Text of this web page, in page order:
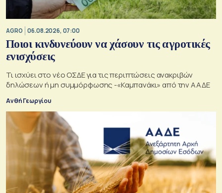
AGRO 06.08.2026, 07:00
Ποιοι κινδυνεύουν να χάσουν τις αγροτικές
ενισχύσεις
Τι ισχύει στο νέο ΟΣΔΕ για τις περιπτώσεις ανακριβών
δηλώσεων ή μη συμμόρφωσης -«Καμπανάκι» από την ΑΑΔΕ
Ανθή Γεωργίου